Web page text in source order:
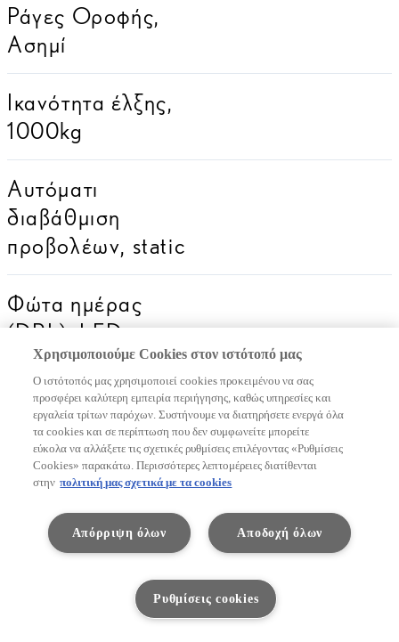
Ράγες Οροφής,
Ασημί
Ικανότητα έλξης,
1000kg
Αυτόματι
διαβάθμιση
προβολέων, static
Φώτα ημέρας
(DRL), LED
Πίσω Φώτα, LED
ΆΝΕΣΗ
Χρησιμοποιούμε Cookies στον ιστότοπό μας
Ο ιστότοπός μας χρησιμοποιεί cookies προκειμένου να σας
προσφέρει καλύτερη εμπειρία περιήγησης, καθώς υπηρεσίες και
εργαλεία τρίτων παρόχων. Συστήνουμε να διατηρήσετε ενεργά όλα
τα cookies και σε περίπτωση που δεν συμφωνείτε μπορείτε
εύκολα να αλλάξετε τις σχετικές ρυθμίσεις επιλέγοντας «Ρυθμίσεις
Cookies» παρακάτω. Περισσότερες λεπτομέρειες διατίθενται
στην πολιτική μας σχετικά με τα cookies
Αποδοχή όλων
Απόρριψη όλων
Ρυθμίσεις cookies